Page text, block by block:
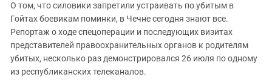
О том, что силовики запретили устраивать по убитым в
Гойтах боевикам поминки, в Чечне сегодня знают все.
Репортаж о ходе спецоперации и последующих визитах
представителей правоохранительных органов к родителям
убитых, несколько раз демонстрировался 26 июля по одному
из республиканских телеканалов.